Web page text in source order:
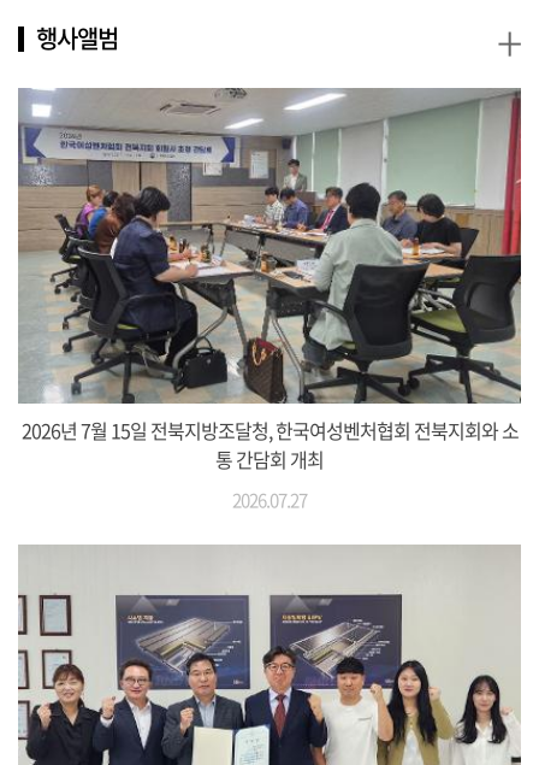
행사앨범
2026년 7월 15일 전북지방조달청, 한국여성벤처협회 전북지회와 소
통 간담회 개최
2026.07.27
+